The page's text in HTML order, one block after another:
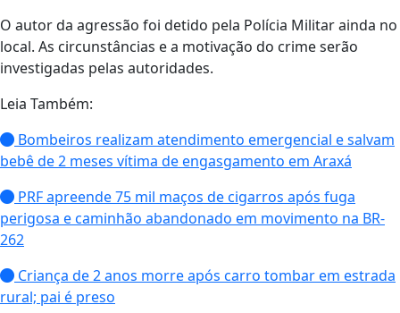
O autor da agressão foi detido pela Polícia Militar ainda no
local. As circunstâncias e a motivação do crime serão
investigadas pelas autoridades.
Leia Também:
Bombeiros realizam atendimento emergencial e salvam
bebê de 2 meses vítima de engasgamento em Araxá
PRF apreende 75 mil maços de cigarros após fuga
perigosa e caminhão abandonado em movimento na BR-
262
Criança de 2 anos morre após carro tombar em estrada
rural; pai é preso